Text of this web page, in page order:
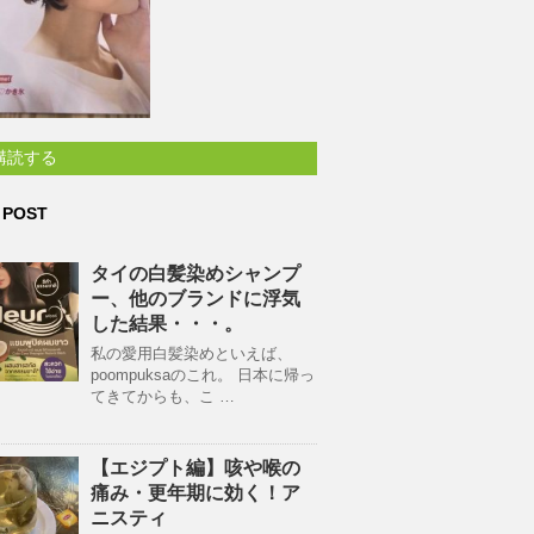
する
タイの白髪染めシャンプ
ー、他のブランドに浮気
した結果・・・。
私の愛用白髪染めといえば、
poompuksaのこれ。 日本に帰っ
てきてからも、こ …
【エジプト編】咳や喉の
痛み・更年期に効く！ア
ニスティ